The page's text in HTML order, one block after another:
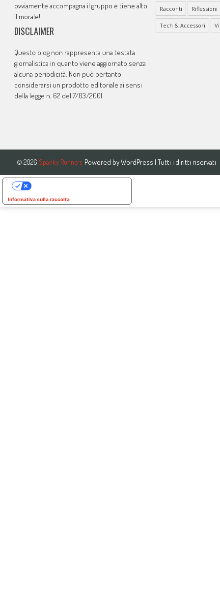
ovviamente accompagna il gruppo e tiene alto
il morale!
DISCLAIMER
Questo blog non rappresenta una testata
giornalistica in quanto viene aggiornato senza
alcuna periodicità. Non può pertanto
considerarsi un prodotto editoriale ai sensi
della legge n. 62 del 7/03/2001.
Racconti Riflessioni
Tech & Accessori
© 2026 Spanky Runners Powered byWordPress | Tutti i diritti riservati
Informativa sulla raccolta